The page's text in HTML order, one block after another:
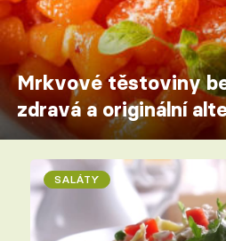
Mrkvové těstoviny
zdravá a originální
SALÁTY